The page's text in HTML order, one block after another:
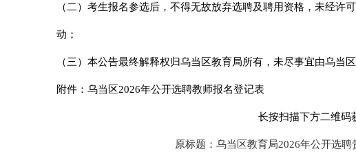
（二）考生报名参选后，不得无故放弃选聘及聘用资格，未经许
动；
（三）本公告最终解释权归乌当区教育局所有，未尽事宜由乌当
附件：乌当区2026年公开选聘教师报名登记表
长按扫描下方二维码
原标题：乌当区教育局2026年公开选